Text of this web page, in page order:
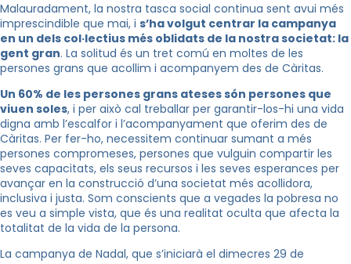
Malauradament, la nostra tasca social continua sent avui més
imprescindible que mai, i s’ha volgut centrar la campanya
en un dels col·lectius més oblidats de la nostra societat: la
gent gran. La solitud és un tret comú en moltes de les
persones grans que acollim i acompanyem des de Càritas.
Un 60% de les persones grans ateses són persones que
viuen soles, i per això cal treballar per garantir-los-hi una vida
digna amb l’escalfor i l’acompanyament que oferim des de
Càritas. Per fer-ho, necessitem continuar sumant a més
persones compromeses, persones que vulguin compartir les
seves capacitats, els seus recursos i les seves esperances per
avançar en la construcció d’una societat més acollidora,
inclusiva i justa. Som conscients que a vegades la pobresa no
es veu a simple vista, que és una realitat oculta que afecta la
totalitat de la vida de la persona.
La campanya de Nadal, que s’iniciarà el dimecres 29 de